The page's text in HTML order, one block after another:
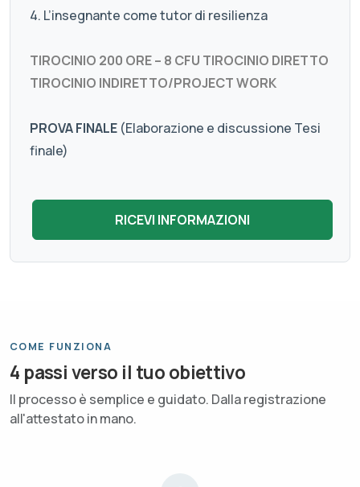
4. L’insegnante come tutor di resilienza
TIROCINIO 200 ORE – 8 CFU TIROCINIO DIRETTO
TIROCINIO INDIRETTO/PROJECT WORK
PROVA FINALE (Elaborazione e discussione Tesi
finale)
COME FUNZIONA
4 passi verso il tuo obiettivo
Il processo è semplice e guidato. Dalla registrazione
all'attestato in mano.